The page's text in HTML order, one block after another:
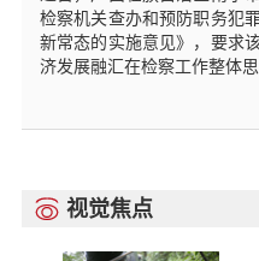
检察机关查办和预防职务犯
新常态的实施意见》，要求
济发展融汇在检察工作整体思
 视觉焦点